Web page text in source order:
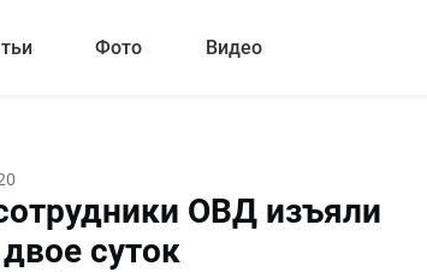
Фото Видео
ОВД изъяли
суток